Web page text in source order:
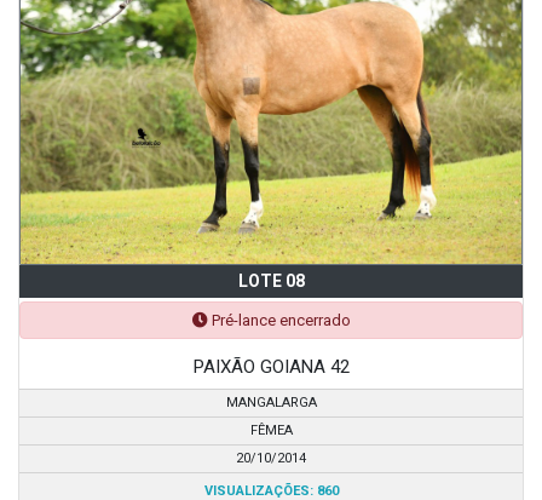
LOTE 08
Pré-lance encerrado
PAIXÃO GOIANA 42
MANGALARGA
FÊMEA
20/10/2014
VISUALIZAÇÕES: 860